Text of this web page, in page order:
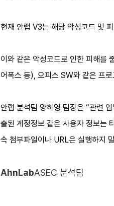
현재 안랩 V3는 해당 악성코드 및
이와 같은 악성코드로 인한 피해를
어폭스 등), 오피스 SW와 같은 프
안랩 분석팀 양하영 팀장은 “관련
출된 계정정보 같은 사용자 정보는
속 첨부파일이나 URL은 실행하지
AhnLabASEC 분석팀